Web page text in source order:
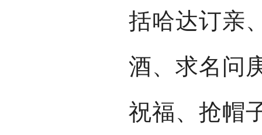
括哈达订亲
酒、求名问
祝福、抢帽